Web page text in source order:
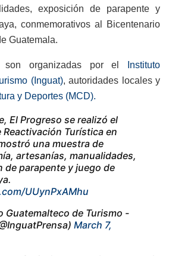
exposición de parapente y
conmemorativos al Bicentenario
Guatemala.
son organizadas por el
Instituto
(Inguat), autoridades locales y
y Deportes (MCD).
El Progreso se realizó el
Reactivación Turística en
una muestra de
artesanías, manualidades,
de parapente y juego de
UUynPxAMhu
de Turismo -
March 7,